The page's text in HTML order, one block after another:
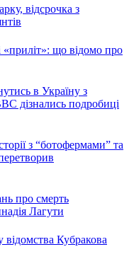
відсрочка з
«приліт»: що відомо про
в Україну з
дізнались подробиці
з “ботофермами” та
про смерть
Лагути
Кубракова